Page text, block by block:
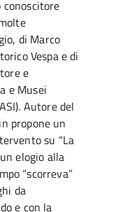
di Marco
Vespa e di
e
e Musei
Autore del
propone un
su “La
elogio alla
“scorreva”
da
e con la